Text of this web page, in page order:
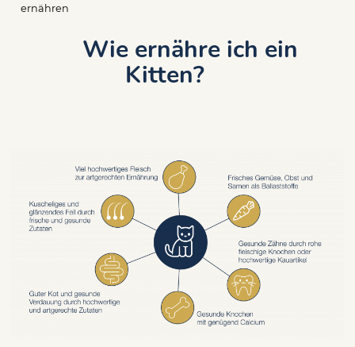
Pfadnavigation
ernähren
Wie ernähre ich ein
Kitten?